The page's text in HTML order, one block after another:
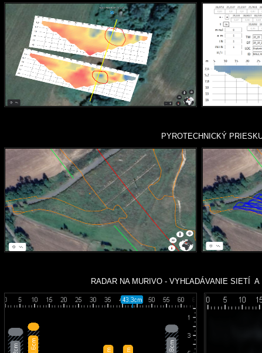
PYROTECHNICKÝ
RADAR NA MURIVO - VYHĽADÁVANIE SIETÍ A